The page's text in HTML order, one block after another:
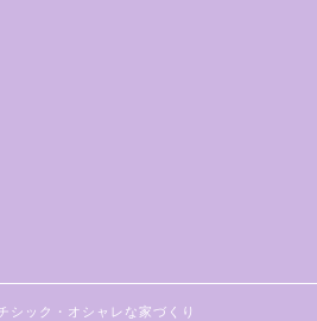
ック・オシャレな家づくり